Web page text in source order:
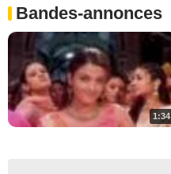
Bandes-annonces
1:34